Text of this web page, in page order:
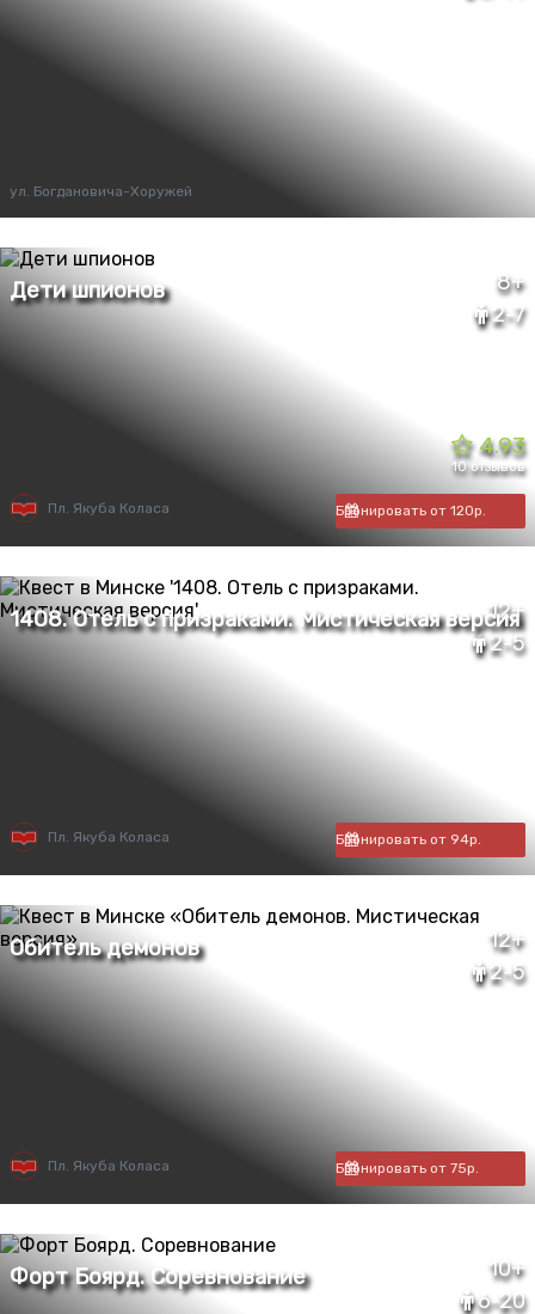
ул. Богдановича-Хоружей
8+
2-7
4.93
10 отзывов
Пл. Якуба Коласа Бронировать от 120р.
12+
2-5
Пл. Якуба Коласа Бронировать от 94р.
12+
2-5
Пл. Якуба Коласа Бронировать от 75р.
10+
6-20